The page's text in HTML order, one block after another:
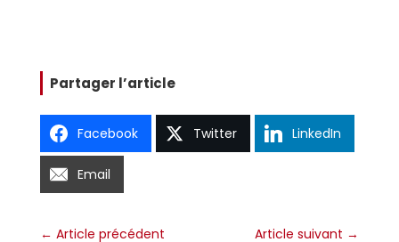
Partager l’article
Facebook Twitter LinkedIn
Email
← Article précédent Article suivant →